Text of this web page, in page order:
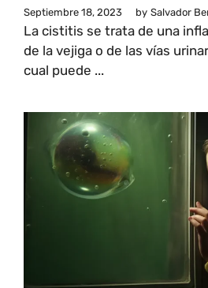
Septiembre 18, 2023 by Salvador
La cistitis se trata de una
de la vejiga o de las vías
cual puede ...